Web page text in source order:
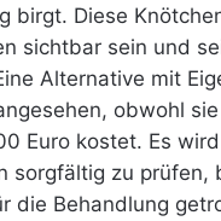
birgt. Diese
sichtbar sein und
Alternative mit
obwohl
Euro kostet. Es
sorgfältig zu prüfen,
die Behandlung